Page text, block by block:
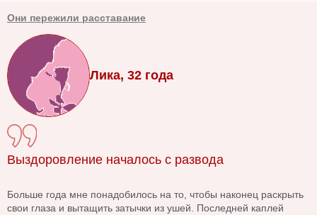
Они пережили расставание
Лика, 32 года
Выздоровление началось с развода
Больше года мне понадобилось на то, чтобы наконец раскрыть
свои глаза и вытащить затычки из ушей. Последней каплей